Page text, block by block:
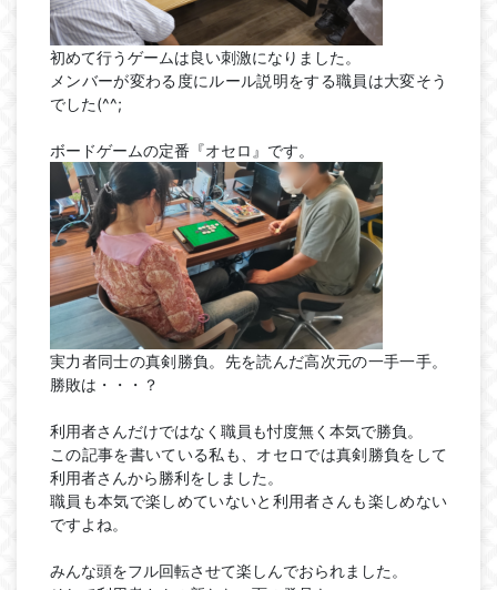
初めて行うゲームは良い刺激になりました。
メンバーが変わる度にルール説明をする職員は大変そう
でした(^^;
ボードゲームの定番『オセロ』です。
実力者同士の真剣勝負。先を読んだ高次元の一手一手。
勝敗は・・・？
利用者さんだけではなく職員も忖度無く本気で勝負。
この記事を書いている私も、オセロでは真剣勝負をして
利用者さんから勝利をしました。
職員も本気で楽しめていないと利用者さんも楽しめない
ですよね。
みんな頭をフル回転させて楽しんでおられました。